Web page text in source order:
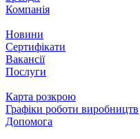
Компанія
Новини
Сертифікати
Вакансії
Послуги
Карта розкрою
Графіки роботи виробництв
Допомога